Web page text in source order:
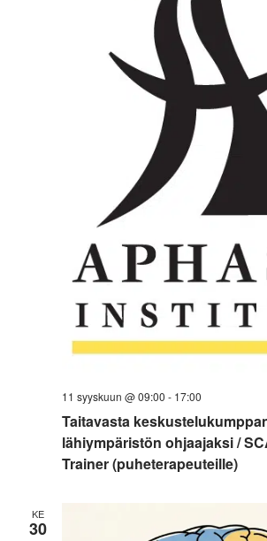
Taitavasta
lähiympäristön ohjaajaksi /
Trainer (puheterapeuteille)
11 syyskuun @ 09:00 - 17:00
KE
30